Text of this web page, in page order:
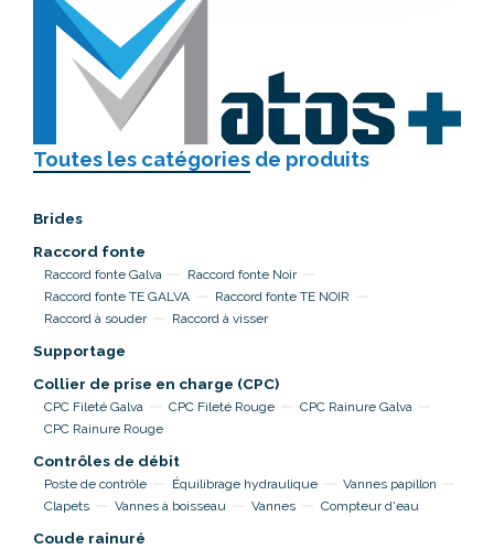
Toutes les catégories de produits
Brides
Raccord fonte
Raccord fonte Galva
Raccord fonte Noir
Raccord fonte TE GALVA
Raccord fonte TE NOIR
Raccord à souder
Raccord à visser
Supportage
Collier de prise en charge (CPC)
CPC Fileté Galva CPC Fileté Rouge
CPC Rainure Galva
CPC Rainure Rouge
Contrôles de débit
Poste de contrôle Équilibrage hydraulique
Vannes papillon
Clapets
Vannes à boisseau Vannes Compteur d'eau
Coude rainuré